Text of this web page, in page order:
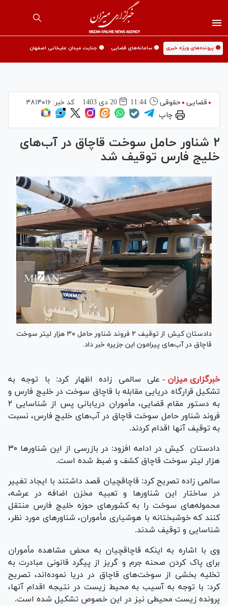
🟡 پرونده‌های ویژه خبری 🟡 سامانه‌های قضایی 🟡 جنایت میدان علیخانی اصفهان
قضایی حقوقی 11:44 20 دی 1403 کد خبر:۴۸۱۴۰۱۶
چاپ
۲ شناور حامل سوخت قاچاق در آب‌های
خلیج فارس توقیف شد
دادستان کیش از توقیف ۲ فروند شناور حامل ۳۰ هزار لیتر سوخت
قاچاق در آب‌های پیرامون این جزیره خبر داد.
خبرگزاری میزان - علی سالمی زاده اظهار کرد: با توجه به
تشکیل قرارگاه دریایی مقابله با قاچاق سوخت در خلیج فارس و
به دستور مقام قضایی، مأموران دریابانی پس از شناسایی ۲
فروند شناور حامل سوخت قاچاق در آب‌های خلیج فارس، نسبت
به توقیف آنها اقدام کردند.
دادستان کیش در ادامه افزود: در بازرسی از این شناور‌ها ۳۰
هزار لیتر سوخت قاچاق کشف و ضبط شده است.
سالمی زاده تصریح کرد: قاچاقچیان قصد داشتند با ایجاد تغییر
در ساختار این شناور‌ها و تعبیه مخزن اضافه در عرشه،
محموله‌های سوخت را به کشور‌های حوزه خلیج فارس منتقل
کنند که خوشبختانه با هوشیاری مأموران، شناور‌های مورد نظر،
شناسایی و توقیف شدند.
وی با اشاره به اینکه قاچاقچیان به محض مشاهده مأموران
برای پاک کردن صحنه جرم و گریز از پیگرد قانونی مبادرت به
تخلیه بخشی از سوخت‌های قاچاق در دریا نموده‌اند، تصریح
کرد: با توجه به آسیب به محیط زیست در نتیجه اقدام آنها،
پرونده زیست محیطی نیز در این خصوص تشکیل شده است.